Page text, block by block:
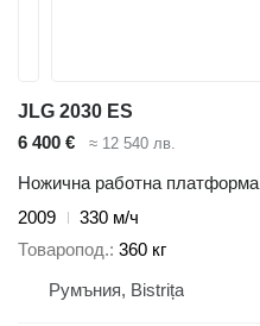
JLG 2030 ES
6 400 €
≈ 12 540 лв.
Ножична работна платформа
2009
330 м/ч
Товаропод. 360 кг
Румъния, Bistrița